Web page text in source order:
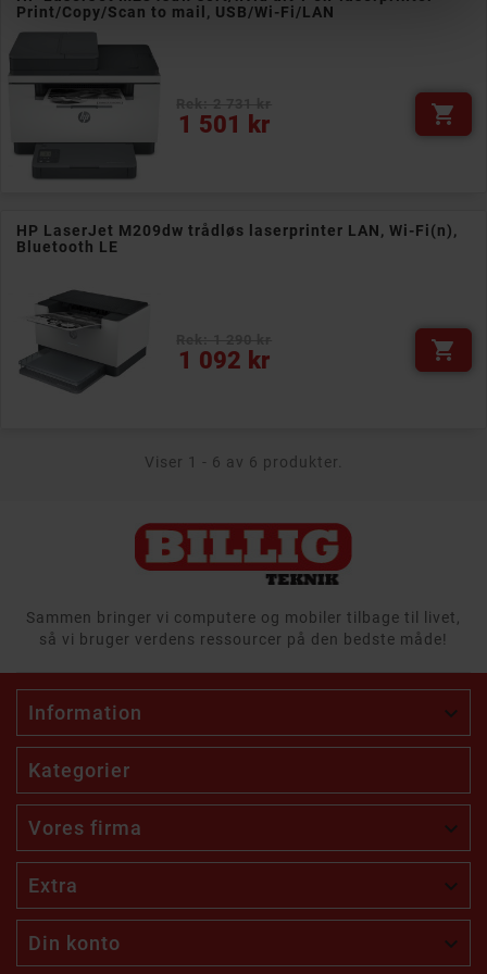
Print/Copy/Scan to mail, USB/Wi-Fi/LAN
1 501 kr
Pris 
HP LaserJet M209dw trådløs laserprinter LAN, Wi-Fi(n),
Bluetooth LE
1 092 kr
Pris 
Viser 1 - 6 av 6 produkter.
Sammen bringer vi computere og mobiler tilbage til livet,
så vi bruger verdens ressourcer på den bedste måde!
Information 
Kategorier
Vores firma 
Extra 
Din konto 